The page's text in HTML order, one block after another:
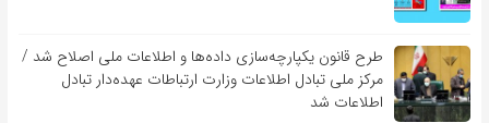
طرح قانون یکپارچه‌سازی داده‌ها و اطلاعات ملی اصلاح شد /
مرکز ملی تبادل اطلاعات وزارت ارتباطات عهده‌دار تبادل
اطلاعات شد